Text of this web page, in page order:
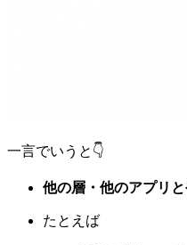
一言でいうと👇
他の層・他のアプリ
たとえば